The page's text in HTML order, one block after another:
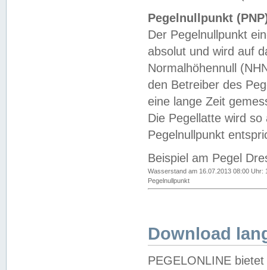
Pegelnullpunkt
Der Pegelnullpunkt
absolut und wird auf
Normalhöhennull
den Betreiber des
eine lange Zeit
Die Pegellatte wird
Pegelnullpunkt
Beispiel am Pegel
Wasserstand am 16.07.2013 08:00 Uhr:
Pegelnullpunkt
Download
PEGELONLINE